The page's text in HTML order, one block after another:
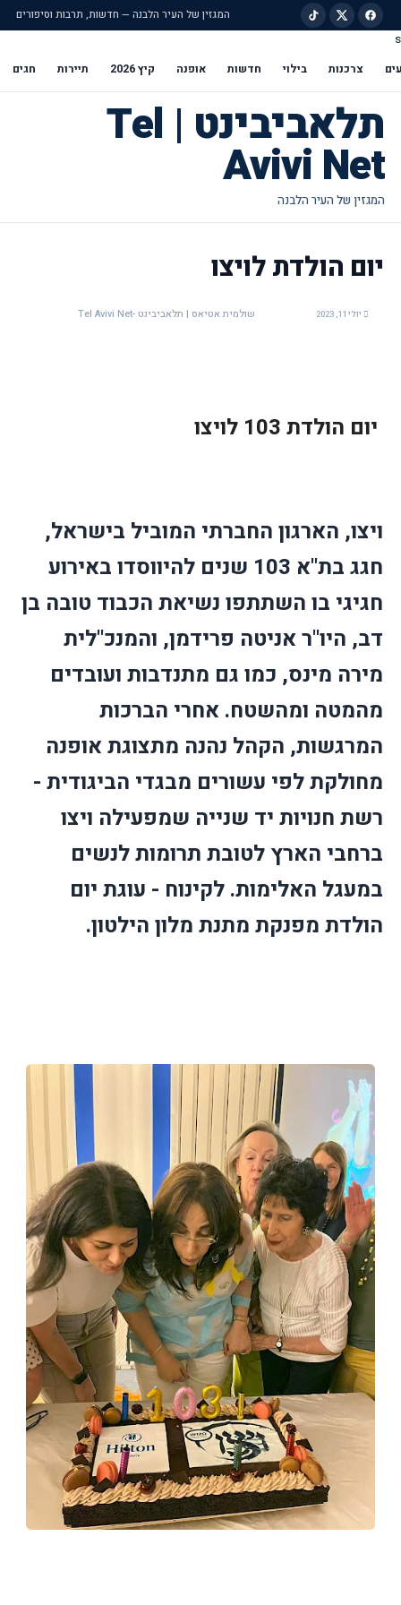
המגזין של העיר הלבנה — חדשות, תרבות וסיפורים
s
צרכנות בילוי חדשות אופנה קיץ 2026 תיירות חגים
תלאביבינט | Tel
Avivi Net
יום הולדת לויצו
יולי 11, 2023 שולמית אטיאס | תלאביבינט -Tel Avivi Net
יום הולדת 103 לויצו
ויצו, הארגון החברתי המוביל בישראל,
חגג בת"א 103 שנים להיווסדו באירוע
חגיגי בו השתתפו נשיאת הכבוד טובה בן
דב, היו"ר אניטה פרידמן, והמנכ"לית
מירה מינס, כמו גם מתנדבות ועובדים
מהמטה ומהשטח. אחרי הברכות
המרגשות, הקהל נהנה מתצוגת אופנה
מחולקת לפי עשורים מבגדי הביגודית -
רשת חנויות יד שנייה שמפעילה ויצו
ברחבי הארץ לטובת תרומות לנשים
במעגל האלימות. לקינוח - עוגת יום
הולדת מפנקת מתנת מלון הילטון.